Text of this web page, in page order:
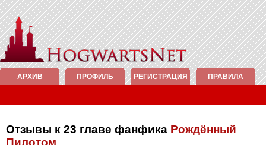
АРХИВ ПРОФИЛЬ РЕГИСТРАЦИЯ ПРАВИЛА
Отзывы к 23 главе фанфика Рождённый
Пилотом